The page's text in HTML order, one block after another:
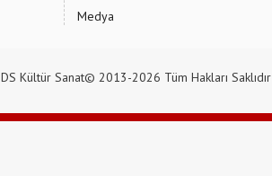
Medya
DS Kültür Sanat© 2013-2026 Tüm Hakları Saklıdır